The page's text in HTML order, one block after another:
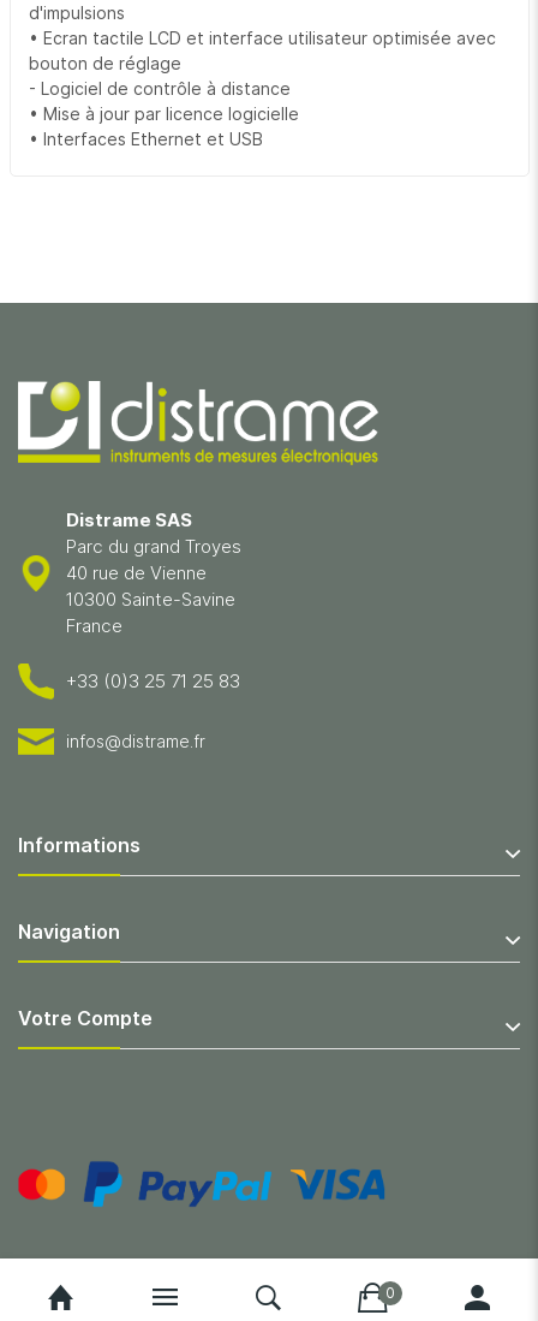
d'impulsions
• Ecran tactile LCD et interface utilisateur optimisée avec
bouton de réglage
- Logiciel de contrôle à distance
• Mise à jour par licence logicielle
• Interfaces Ethernet et USB
Distrame SAS
Parc du grand Troyes
40 rue de Vienne
10300 Sainte-Savine
France
+33 (0)3 25 71 25 83
infos@distrame.fr
Informations
Navigation
Votre Compte